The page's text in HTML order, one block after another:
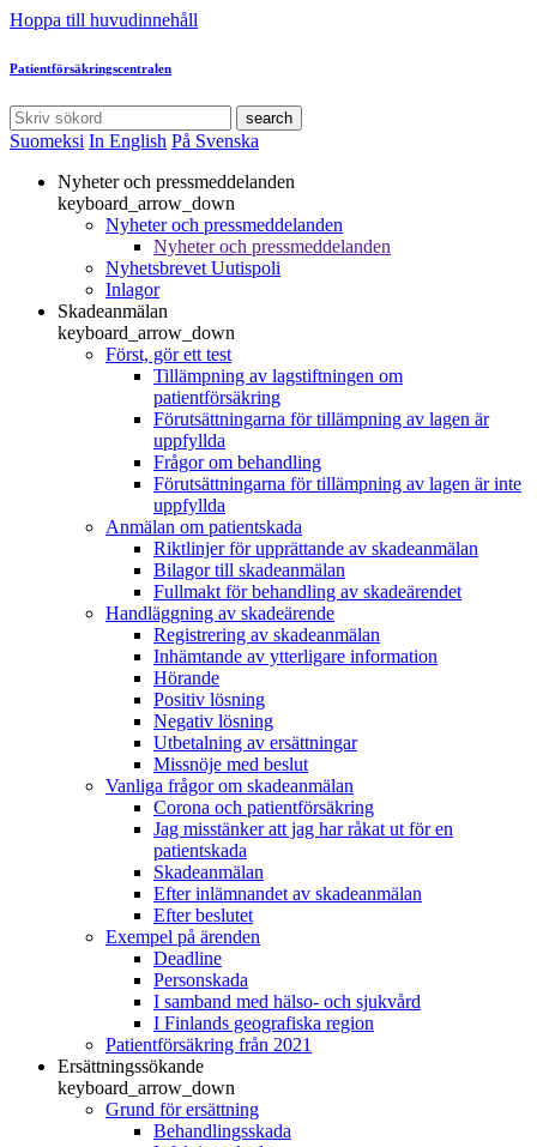
Hoppa till huvudinnehåll
Patientförsäkringscentralen
search
Suomeksi In English På Svenska
Nyheter och pressmeddelanden
keyboard_arrow_down
Nyheter och pressmeddelanden
Nyheter och pressmeddelanden
Nyhetsbrevet Uutispoli
Inlagor
Skadeanmälan
keyboard_arrow_down
Först, gör ett test
Tillämpning av lagstiftningen om
patientförsäkring
Förutsättningarna för tillämpning av lagen är
uppfyllda
Frågor om behandling
Förutsättningarna för tillämpning av lagen är inte
uppfyllda
Anmälan om patientskada
Riktlinjer för upprättande av skadeanmälan
Bilagor till skadeanmälan
Fullmakt för behandling av skadeärendet
Handläggning av skadeärende
Registrering av skadeanmälan
Inhämtande av ytterligare information
Hörande
Positiv lösning
Negativ lösning
Utbetalning av ersättningar
Missnöje med beslut
Vanliga frågor om skadeanmälan
Corona och patientförsäkring
Jag misstänker att jag har råkat ut för en
patientskada
Skadeanmälan
Efter inlämnandet av skadeanmälan
Efter beslutet
Exempel på ärenden
Deadline
Personskada
I samband med hälso- och sjukvård
I Finlands geografiska region
Patientförsäkring från 2021
Ersättningssökande
keyboard_arrow_down
Grund för ersättning
Behandlingsskada